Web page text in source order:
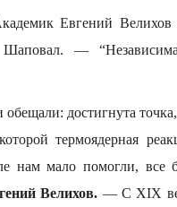
Евгений
—
достигнута
термоядерная
нам мало помогли, все
Велихов. — С XIX